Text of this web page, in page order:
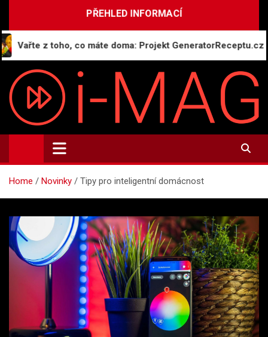
content
PŘEHLED INFORMACÍ
z toho, co máte doma: Projekt GeneratorReceptu.cz
i-MAG.CZ
Informační magazín | Public Relations
Home Novinky Tipy pro inteligentní domácnost